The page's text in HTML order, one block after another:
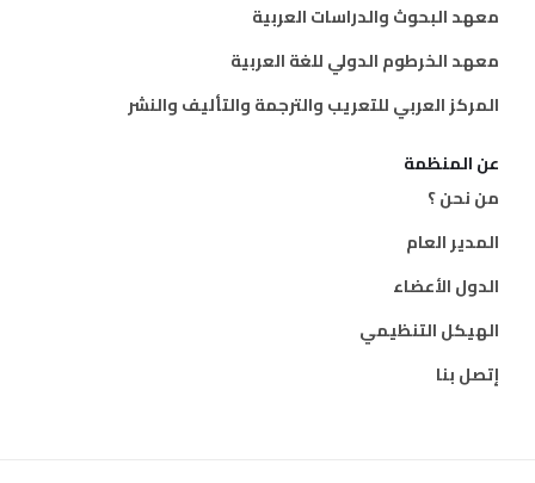
معهد البحوث والدراسات العربية
معهد الخرطوم الدولي للغة العربية
المركز العربي للتعريب والترجمة والتأليف والنشر
عن المنظمة
من نحن ؟
المدير العام
الدول الأعضاء
الهيكل التنظيمي
إتصل بنا